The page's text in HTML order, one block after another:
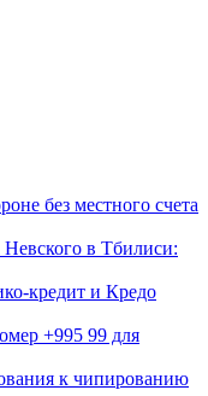
без местного счета
в Тбилиси:
кредит и Кредо
+995 99 для
к чипированию